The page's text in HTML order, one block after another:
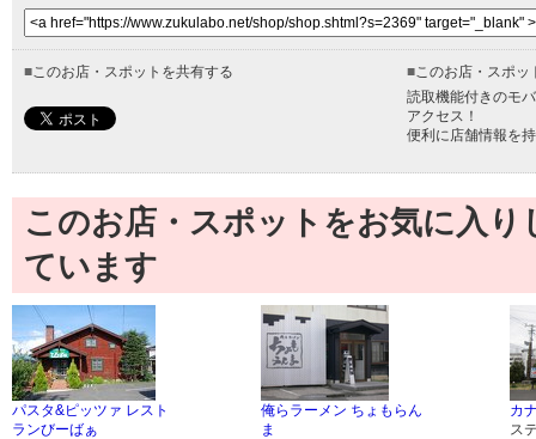
■このお店・スポットを共有する ■このお店・スポッ
読取機能付きのモ
アクセス！
便利に店舗情報を
このお店・スポットをお気に入
ています
パスタ&ピッツァ レスト
ランびーばぁ
俺らラーメン ちょもらん
ま
カ
ス